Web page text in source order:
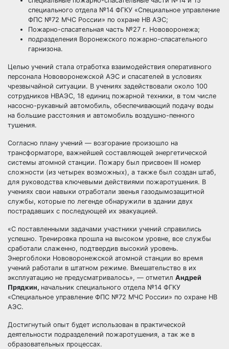
специального отдела №14 ФГКУ «Специальное управление
ФПС №72 МЧС России» по охране НВ АЭС;
Пожарно-спасательная часть №27 г. Нововоронежа;
подразделения Воронежского пожарно-спасательного
гарнизона.
Целью учений стала отработка взаимодействия оперативного
персонала Нововоронежской АЭС и спасателей в условиях
чрезвычайной ситуации. В учениях задействовали около 100
сотрудников НВАЭС, 18 единиц пожарной техники, в том числе
насосно-рукавный автомобиль, обеспечивающий подачу воды
на большие расстояния и автомобиль воздушно-пенного
тушения.
Согласно плану учений — возгорание произошло на
трансформаторе, важнейшей составляющей энергетической
системы атомной станции. Пожару был присвоен III номер
сложности (из четырех возможных), а также был создан штаб,
для руководства ключевыми действиями пожаротушения. В
учениях свои навыки отработали звенья газодымозащитной
службы, которые по легенде обнаружили в здании двух
пострадавших с последующей их эвакуацией.
«С поставленными задачами участники учений справились
успешно. Тренировка прошла на высоком уровне, все службы
сработали слаженно, подтвердив высокий уровень.
Энергоблоки Нововоронежской атомной станции во время
учений работали в штатном режиме. Вмешательство в их
эксплуатацию не предусматривалось», — отметил Андрей
Прядкин, начальник специального отдела №14 ФГКУ
«Специальное управление ФПС №72 МЧС России» по охране НВ
АЭС.
Достигнутый опыт будет использован в практической
деятельности подразделений пожаротушения, а так же в
образовательных процессах.